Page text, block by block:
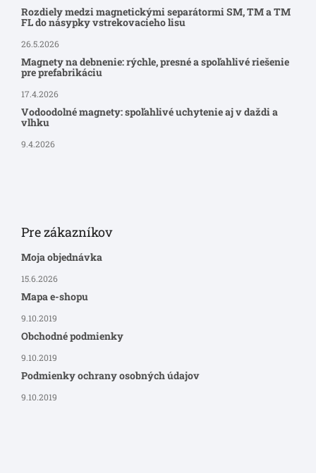
Rozdiely medzi magnetickými separátormi SM, TM a TM
FL do násypky vstrekovacieho lisu
26.5.2026
Magnety na debnenie: rýchle, presné a spoľahlivé riešenie
pre prefabrikáciu
17.4.2026
Vodoodolné magnety: spoľahlivé uchytenie aj v daždi a
vlhku
9.4.2026
Pre zákazníkov
Moja objednávka
15.6.2026
Mapa e-shopu
9.10.2019
Obchodné podmienky
9.10.2019
Podmienky ochrany osobných údajov
9.10.2019